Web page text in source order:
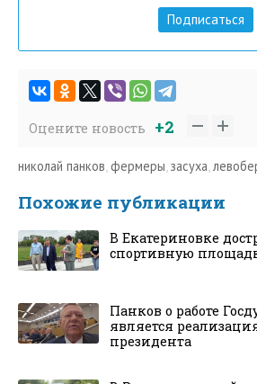
Подписаться
Оцените новость +2
николай панков фермеры засуха
Похожие публикации
В Екатериновке
спортивную
Панков о работе
является
президента